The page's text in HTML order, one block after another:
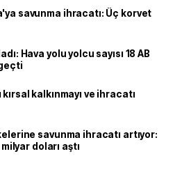
savunma ihracatı: Üç korvet
Hava yolu yolcu sayısı 18 AB
kalkınmayı ve ihracatı
savunma ihracatı artıyor:
doları aştı